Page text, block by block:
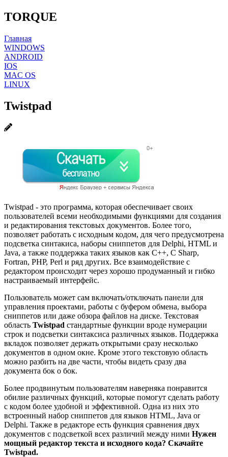
TORQUE
Главная
WINDOWS
ANDROID
IOS
MAC OS
LINUX
Twistpad
Twistpad - это программа, которая обеспечивает своих
пользователей всеми необходимыми функциями для создания
и редактирования текстовых документов. Более того,
позволяет работать с исходным кодом, для чего предусмотрена
подсветка синтакиса, наборы сниппетов для Delphi, HTML и
Java, а также поддержка таких языков как C++, C Sharp,
Fortran, PHP, Perl и ряд других. Все взаимодействие с
редактором происходит через хорошо продуманный и гибко
настраиваемый интерфейс.
Пользователь может сам включать/отключать панели для
управления проектами, работы с буфером обмена, выбора
сниппетов или даже обзора файлов на диске. Текстовая
область Twistpad стандартные функции вроде нумерации
строк и подсветки синтаксиса различных языков. Поддержка
вкладок позволяет держать открытыми сразу несколько
документов в одном окне. Кроме этого текстовую область
можно разбить на две части, чтобы видеть сразу два
документа бок о бок.
Более продвинутым пользователям наверняка понравится
обилие различных функций, которые помогут сделать работу
с кодом более удобной и эффективной. Одна из них это
встроенный набор сниппетов для языков HTML, Java or
Delphi. Также в редакторе есть функция сравнения двух
документов с подсветкой всех различий между ними Нужен
мощный редактор текста и исходного кода? Скачайте
Twistpad.